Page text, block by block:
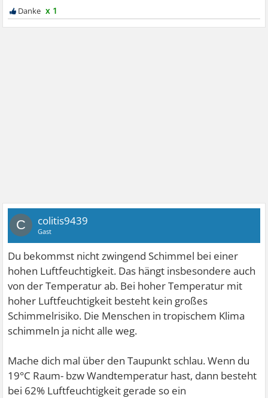
x 1
C colitis9439
Gast
Du bekommst nicht zwingend Schimmel bei einer
hohen Luftfeuchtigkeit. Das hängt insbesondere auch
von der Temperatur ab. Bei hoher Temperatur mit
hoher Luftfeuchtigkeit besteht kein großes
Schimmelrisiko. Die Menschen in tropischem Klima
schimmeln ja nicht alle weg.
Mache dich mal über den Taupunkt schlau. Wenn du
19°C Raum- bzw Wandtemperatur hast, dann besteht
bei 62% Luftfeuchtigkeit gerade so ein